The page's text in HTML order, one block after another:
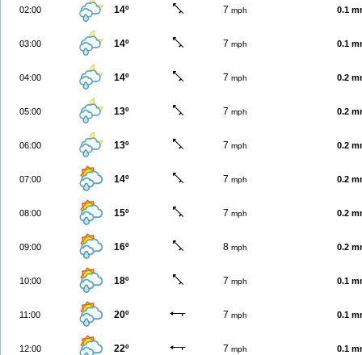
02:00 14º 7 mph 0.1
03:00 14º 7 mph 0.1
04:00 14º 7 mph 0.2
05:00 13º 7 mph 0.2
06:00 13º 7 mph 0.2
07:00 14º 7 mph 0.2
08:00 15º 7 mph 0.2
09:00 16º 8 mph 0.2
10:00 18º 7 mph 0.1
11:00 20º 7 mph 0.1
12:00 22º 7 mph 0.1